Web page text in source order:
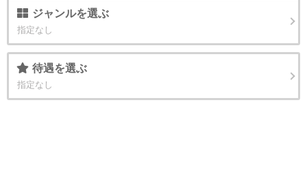
ジャンルを選ぶ
指定なし
待遇を選ぶ
指定なし